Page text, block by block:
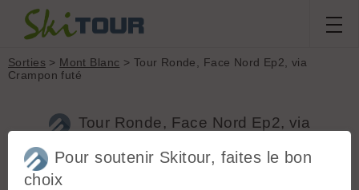
Sorties > Mont Blanc > Tour Ronde, Face Nord Ep2, via
Crampon futé
Tour Ronde, Face Nord Ep2, via
Pour soutenir Skitour, faites le bon
choix